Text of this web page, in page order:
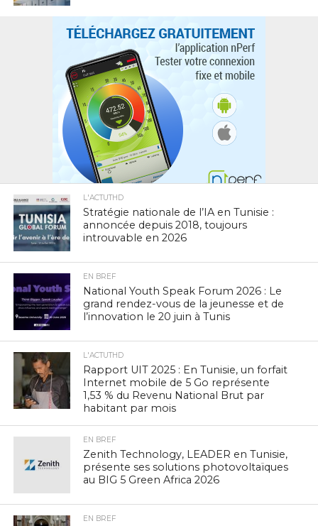
L'ACTUTHD
Stratégie nationale de l’IA en Tunisie :
annoncée depuis 2018, toujours
introuvable en 2026
EN BREF
National Youth Speak Forum 2026 : Le
grand rendez-vous de la jeunesse et de
l’innovation le 20 juin à Tunis
L'ACTUTHD
Rapport UIT 2025 : En Tunisie, un forfait
Internet mobile de 5 Go représente
1,53 % du Revenu National Brut par
habitant par mois
EN BREF
Zenith Technology, LEADER en Tunisie,
présente ses solutions photovoltaïques
au BIG 5 Green Africa 2026
EN BREF